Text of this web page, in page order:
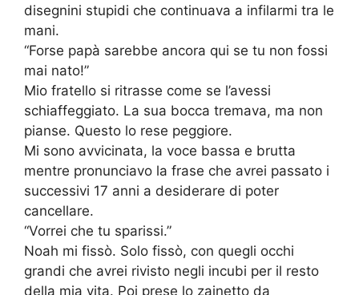
disegnini stupidi che continuava a infilarmi tra le
mani.
“Forse papà sarebbe ancora qui se tu non fossi
mai nato!”
Mio fratello si ritrasse come se l’avessi
schiaffeggiato. La sua bocca tremava, ma non
pianse. Questo lo rese peggiore.
Mi sono avvicinata, la voce bassa e brutta
mentre pronunciavo la frase che avrei passato i
successivi 17 anni a desiderare di poter
cancellare.
“Vorrei che tu sparissi.”
Noah mi fissò. Solo fissò, con quegli occhi
grandi che avrei rivisto negli incubi per il resto
della mia vita. Poi prese lo zainetto da